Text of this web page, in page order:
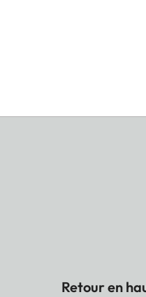
Retour en